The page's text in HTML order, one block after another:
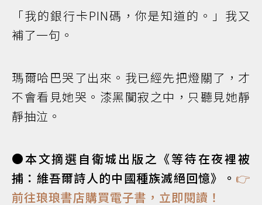
「我的銀行卡PIN碼，你是知道的。」我又
補了一句。
瑪爾哈巴哭了出來。我已經先把燈關了，才
不會看見她哭。漆黑闃寂之中，只聽見她靜
靜抽泣。
●本文摘選自衛城出版之《等待在夜裡被
捕：維吾爾詩人的中國種族滅絕回憶》。 👉
前往琅琅書店購買電子書，立即閱讀！